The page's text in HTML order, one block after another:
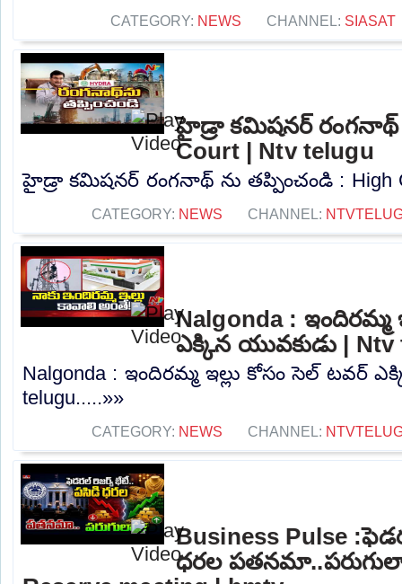
CATEGORY: NEWS CHANNEL: SIASAT
హైడ్రా కమిషనర్ రంగనాథ్
Court | Ntv telugu
హైడ్రా కమిషనర్ రంగనాథ్ ను తప్పించండి : High
CATEGORY: NEWS CHANNEL:
Nalgonda : ఇందిరమ్మ
ఎక్కిన యువకుడు | Ntv
Nalgonda : ఇందిరమ్మ ఇల్లు కోసం సెల్ టవర్
telugu.....»»
CATEGORY: NEWS CHANNEL:
Business Pulse
ధరల